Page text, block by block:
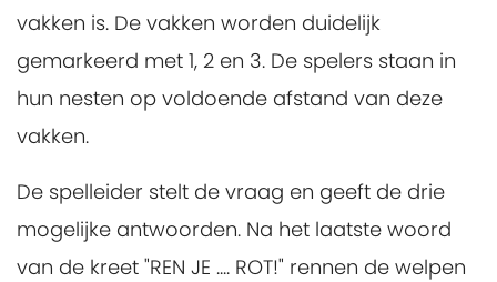
vakken is. De vakken worden duidelijk
gemarkeerd met 1, 2 en 3. De spelers staan in
hun nesten op voldoende afstand van deze
vakken.
De spelleider stelt de vraag en geeft de drie
mogelijke antwoorden. Na het laatste woord
van de kreet "REN JE .... ROT!" rennen de welpen